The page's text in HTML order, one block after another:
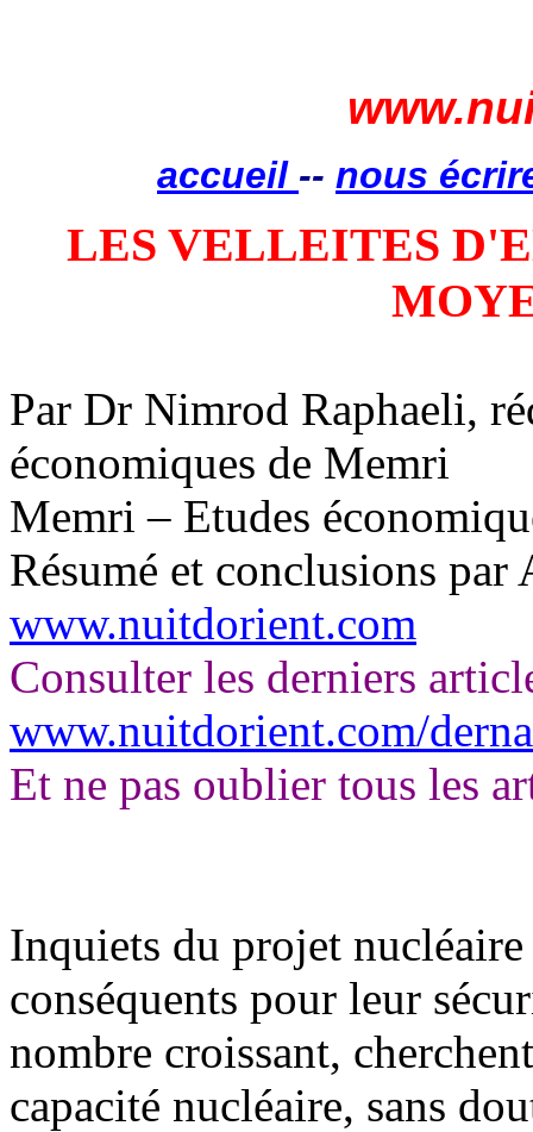
accueil -- nous
LES VELLEITES
Par Dr Nimrod Raphaeli,
économiques de Memri
Memri – Etudes
Résumé et conclusions
www.nuitdorient.com
Consulter les derniers
www.nuitdorient.com/
Et ne pas oublier tous les
Inquiets du projet
conséquents pour leur
nombre croissant,
capacité nucléaire, sans